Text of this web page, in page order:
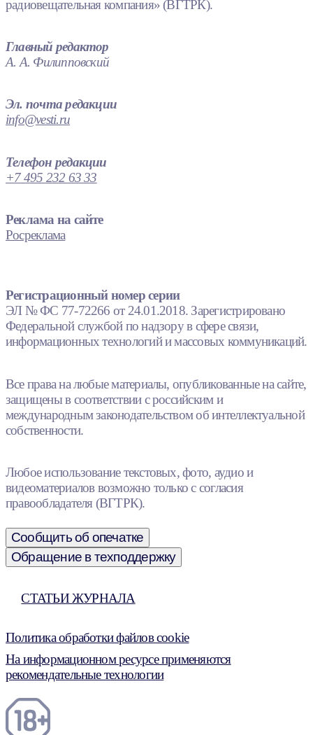
радиовещательная компания» (ВГТРК).
Главный редактор
А. А. Филипповский
Эл. почта редакции
info@vesti.ru
Телефон редакции
+7 495 232 63 33
Реклама на сайте
Росреклама
Регистрационный номер серии
ЭЛ № ФС 77-72266 от 24.01.2018. Зарегистрировано
Федеральной службой по надзору в сфере связи,
информационных технологий и массовых коммуникаций.
Все права на любые материалы, опубликованные на сайте,
защищены в соответствии с российским и
международным законодательством об интеллектуальной
собственности.
Любое использование текстовых, фото, аудио и
видеоматериалов возможно только с согласия
правообладателя (ВГТРК).
Сообщить об опечатке
Обращение в техподдержку
СТАТЬИ ЖУРНАЛА
Политика обработки файлов cookie
На информационном ресурсе применяются
рекомендательные технологии